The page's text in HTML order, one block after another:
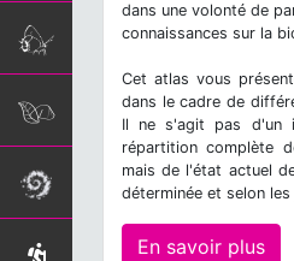
dans une volonté de
connaissances sur la
Cet atlas vous
dans le cadre de
Il ne s'agit pas d'un
répartition complète
mais de l'état actuel
déterminée et selon
En savoir plus